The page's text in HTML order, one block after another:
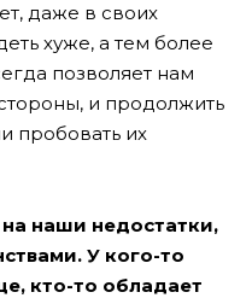
даже в своих
хуже, а тем более
позволяет нам
и продолжить
пробовать их
наши недостатки,
У кого-то
кто-то обладает